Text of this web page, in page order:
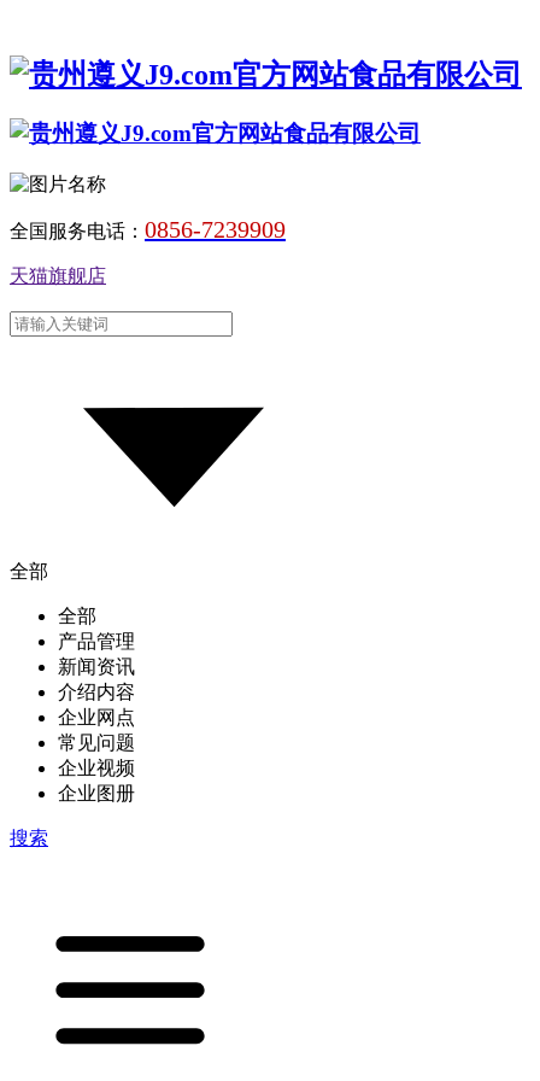
全国服务电话： 0856-7239909
天猫旗舰店
全部
全部
产品管理
新闻资讯
介绍内容
企业网点
常见问题
企业视频
企业图册
搜索